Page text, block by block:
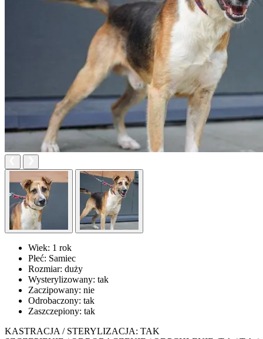
Wiek: 1 rok
Płeć: Samiec
Rozmiar: duży
Wysterylizowany: tak
Zaczipowany: nie
Odrobaczony: tak
Zaszczepiony: tak
KASTRACJA / STERYLIZACJA: TAK